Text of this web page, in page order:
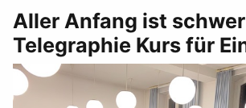
Aller Anfang ist
Telegraphie Kurs für